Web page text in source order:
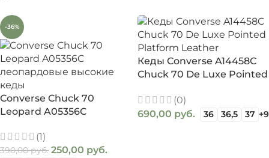
-36%
Converse Chuck 70
Leopard A05356C
(1)
390,00руб. 250,00 руб.
Кеды Converse A14458C
Chuck 70 De Luxe Pointed
(0)
690,00 руб. 36 36,5 37 +9